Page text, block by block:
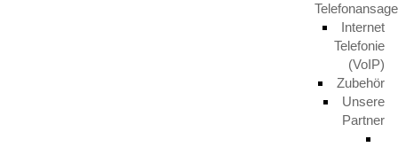
Internet
Telefonie
(VoIP)
Zubehör
Unsere
Partner